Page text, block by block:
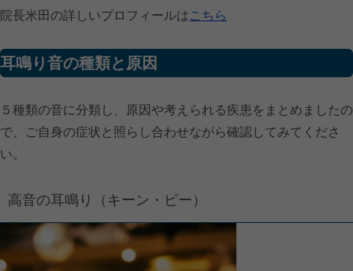
院長米田の詳しいプロフィールは こちら
耳鳴り音の種類と原因
５種類の音に分類し、原因や考えられる疾患をまとめましたの
で、ご自身の症状と照らし合わせながら確認してみてくださ
い。
高音の耳鳴り（キーン・ピー）